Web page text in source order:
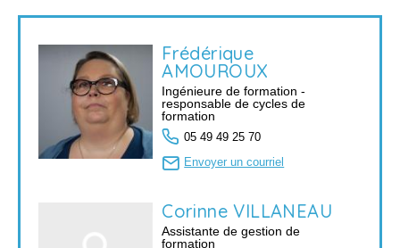
Frédérique
AMOUROUX
Ingénieure de formation -
responsable de cycles de
formation
05 49 49 25 70
Envoyer un courriel
CorinneVILLANEAU
Assistante de gestion de
formation